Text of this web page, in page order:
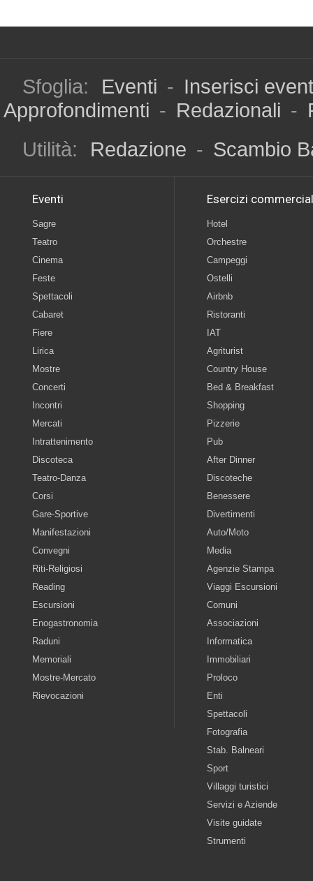
Sfoglia: Eventi - Inserisci
Approfondimenti - Redazionali -
Utilità:
Redazione - Scambio
Eventi
Sagre
Teatro
Cinema
Feste
Spettacoli
Cabaret
Fiere
Lirica
Mostre
Concerti
Incontri
Mercati
Intrattenimento
Discoteca
Teatro-Danza
Corsi
Gare-Sportive
Manifestazioni
Convegni
Riti-Religiosi
Reading
Escursioni
Enogastronomia
Raduni
Memoriali
Mostre-Mercato
Rievocazioni
Esercizi
Hotel
Orchestre
Campeggi
Ostelli
Airbnb
Ristoranti
IAT
Agriturist
Country House
Bed & Breakfast
Shopping
Pizzerie
Pub
After Dinner
Discoteche
Benessere
Divertimenti
Auto/Moto
Media
Agenzie Stampa
Viaggi Escursioni
Comuni
Associazioni
Informatica
Immobiliari
Proloco
Enti
Spettacoli
Fotografia
Stab. Balneari
Sport
Villaggi turistici
Servizi e Aziende
Visite guidate
Strumenti